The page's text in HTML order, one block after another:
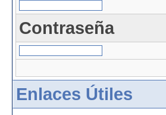
Contraseña
Enlaces Útiles